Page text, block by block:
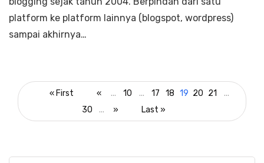
platform ke platform lainnya (blogspot, wordpress)
sampai akhirnya…
« First « ... 10 ... 17 18 19 20 21
...
30
... » Last »